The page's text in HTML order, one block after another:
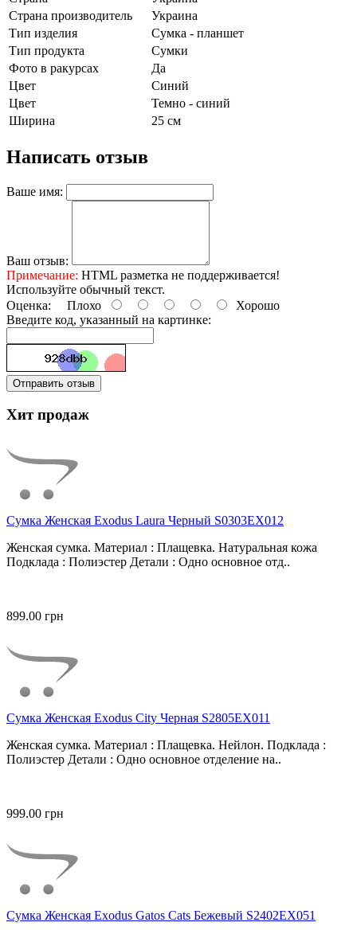
Страна производитель
Украина
Тип изделия
Сумка - планшет
Тип продукта
Сумки
Фото в ракурсах
Да
Цвет
Синий
Цвет
Темно - синий
Ширина
25 см
Написать отзыв
Ваше имя:
Ваш отзыв:
Примечание: HTML разметка не поддерживается!
Используйте обычный текст.
Оценка: Плохо
Хорошо
Введите код, указанный на картинке:
Отправить отзыв
Хит продаж
Сумка Женская Exodus Laura Черный S0303EX012
Женская сумка. Материал : Плащевка. Натуральная кожа
Подклада : Полиэстер Детали : Одно основное отд..
899.00 грн
Сумка Женская Exodus City Черная S2805EX011
Женская сумка. Материал : Плащевка. Нейлон. Подклада :
Полиэстер Детали : Одно основное отделение на..
999.00 грн
Сумка Женская Exodus Gatos Cats Бежевый S2402EX051